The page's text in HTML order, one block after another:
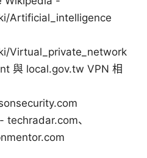
Artificial_intelligence
Virtual_private_network
與 local.gov.tw VPN 相
techradar.com、